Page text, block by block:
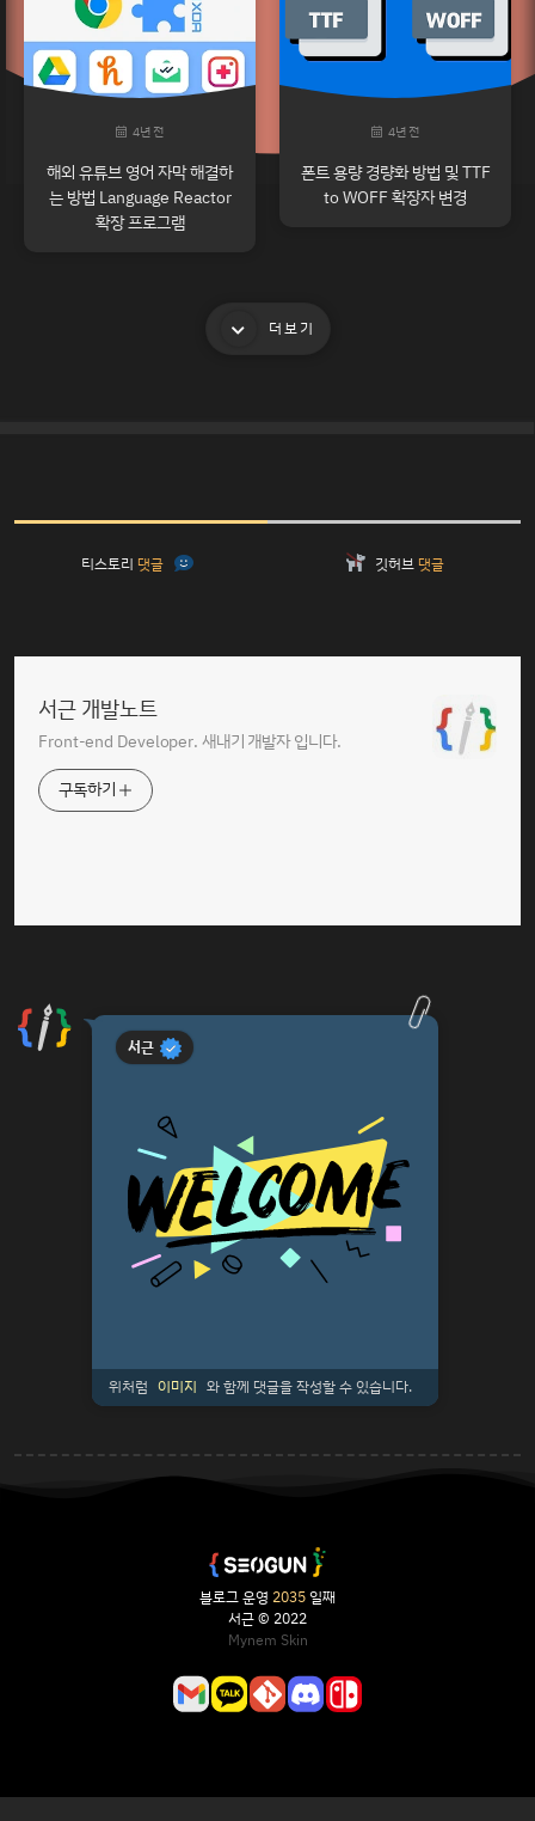
4년 전
해외 유튜브 영어 자막 해결하
는 방법 Language Reactor
확장 프로그램
4년 전
폰트 용량 경량화 방법 및 TTF
to WOFF 확장자 변경
더보기
티스토리 댓글 깃허브 댓글
서근 개발노트
Front-end Developer. 새내기 개발자 입니다.
구독하기
서근
위처럼 이미지 와 함께 댓글을 작성할 수 있습니다.
블로그 운영 2035일째
서근 © 2022
Mynem Skin